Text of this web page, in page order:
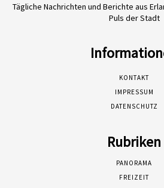
Tägliche Nachrichten und Berichte aus
Puls der Stadt
KONTAKT
IMPRESSUM
DATENSCHUTZ
Rubriken
PANORAMA
FREIZEIT